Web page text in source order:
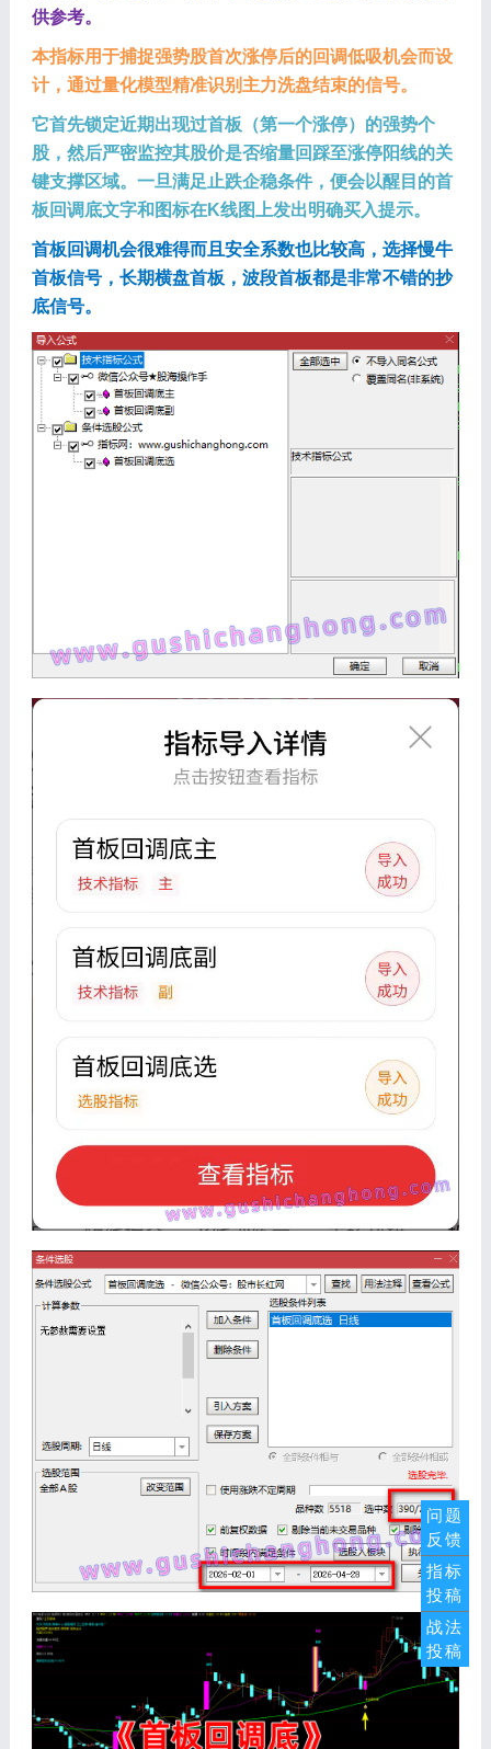
供参考。
本指标用于捕捉强势股首次涨停后的回调低吸机会而设
计，通过量化模型精准识别主力洗盘结束的信号。
它首先锁定近期出现过首板（第一个涨停）的强势个
股，然后严密监控其股价是否缩量回踩至涨停阳线的关
键支撑区域。一旦满足止跌企稳条件，便会以醒目的首
板回调底文字和图标在K线图上发出明确买入提示。
首板回调机会很难得而且安全系数也比较高，选择慢牛
首板信号，长期横盘首板，波段首板都是非常不错的抄
底信号。
问题
反馈
指标
投稿
战法
投稿